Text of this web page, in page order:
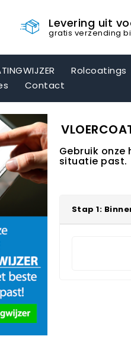
Levering uit
gratis verzending
Rolcoatings
Contact
Gebruik
situatie past.
Stap 1: